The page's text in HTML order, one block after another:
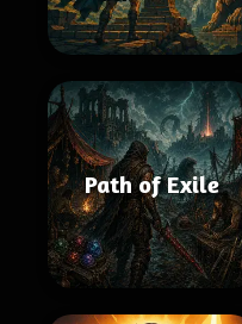
Path of Exile